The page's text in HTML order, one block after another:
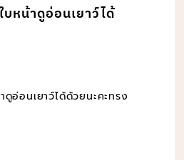
หน้าดูอ่อนเยาว์ได้
อ่อนเยาว์ได้ด้วยนะคะทรง